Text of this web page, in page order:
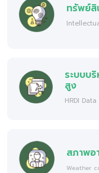
ทรัพย์
ระบบบ
สูง
HRDI
สภาพอ
Weather